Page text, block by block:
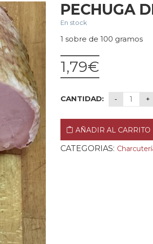
PECHUGA
En stock
1 sobre de 100 gramos
1,79€
CANTIDAD:
AÑADIR AL CARRITO
CATEGORIAS: